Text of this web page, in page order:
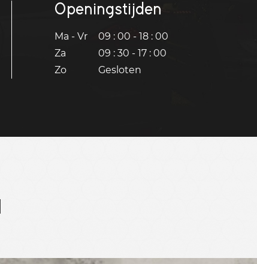
Openingstijden
Ma - Vr
09 : 00 - 18 : 00
Za
09 : 30 - 17 : 00
Zo
Gesloten